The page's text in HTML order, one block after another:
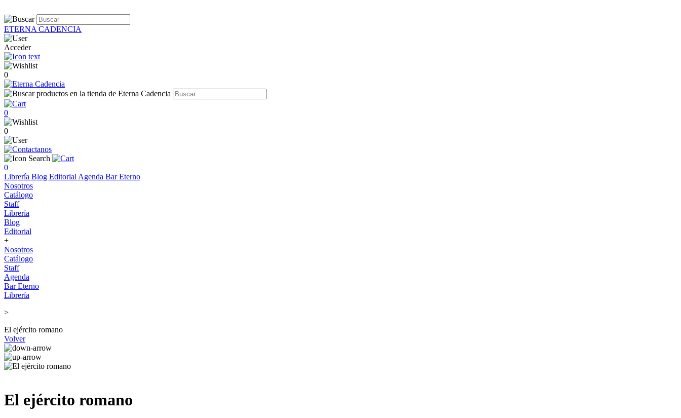
ETERNA CADENCIA
Acceder
0
0
0
0
Librería Blog Editorial Agenda Bar Eterno
Nosotros
Catálogo
Staff
Librería
Blog
Editorial
+
Nosotros
Catálogo
Staff
Agenda
Bar Eterno
Librería
>
El ejército romano
Volver
El ejército romano